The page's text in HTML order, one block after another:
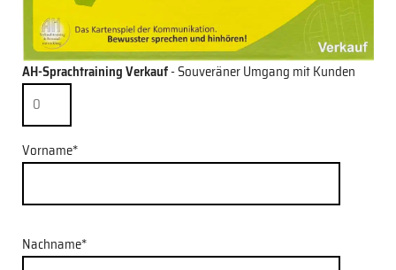
AH-Sprachtraining Verkauf- Souveräner Umgang mit Kunden
Vorname*
Nachname*